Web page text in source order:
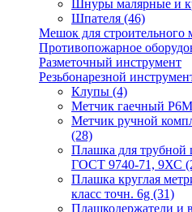
Шнуры малярные и
Шпателя (46)
Мешок для строительного
Противопожарное
Разметочный инструмент
Резьбонарезной
Клупы (4)
Метчик гаечный
Метчик ручной
(28)
Плашка для трубной
ГОСТ 9740-71, 9ХС
Плашка круглая
класс точн. 6g (31)
Плашкодержатели и